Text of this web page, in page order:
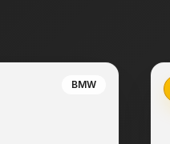
BMW